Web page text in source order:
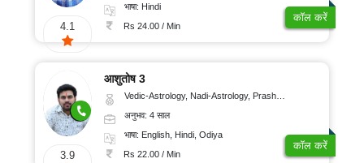
4.1
भाषा: Hindi
Rs 24.00 / Min
कॉल करें
3.9
आशुतोष 3
Vedic-Astrology, Nadi-Astrology, Prashna-Kundali
अनुभव: 4 साल
भाषा: English, Hindi, Odiya
Rs 22.00 / Min
कॉल करें